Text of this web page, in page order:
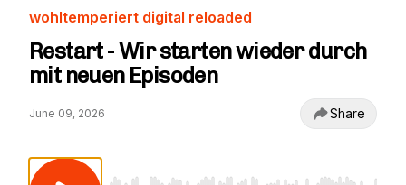
wohltemperiert digital reloaded
Restart - Wir starten wieder durch
mit neuen Episoden
June 09, 2026 Share